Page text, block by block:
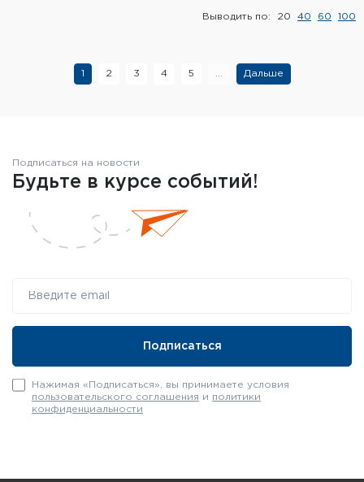
Выводить по: 20 40 60 100
1 2 3 4 5 Дальше
Подписаться на новости
Будьте в курсе событий!
Нажимая «Подписаться», вы принимаете условия
пользовательского соглашения и политики
конфиденциальности